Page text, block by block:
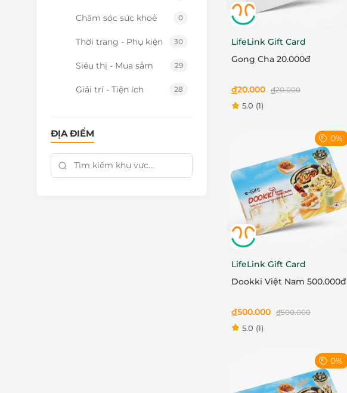
Chăm sóc sức khoẻ 0
Thời trang - Phụ kiện 30
Siêu thị - Mua sắm 29
Giải trí - Tiện ích 28
ĐỊA ĐIỂM
LifeLink Gift Card
Gong Cha 20.000đ
đ20.000 đ20.000
5.0 (1)
0%
LifeLink Gift Card
Dookki Việt Nam 500.000đ
đ500.000 đ500.000
5.0 (1)
0%